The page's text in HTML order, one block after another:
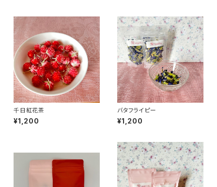
千日紅花茶
¥1,200
バタフライピー
¥1,200